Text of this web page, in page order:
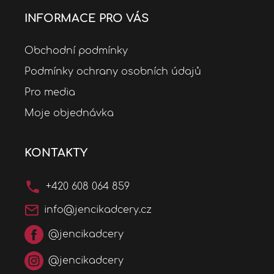
INFORMACE PRO VÁS
Obchodní podmínky
Podmínky ochrany osobních údajů
Pro media
Moje objednávka
KONTAKTY
+420 608 064 859
info@jencikadcery.cz
@jencikadcery
@jencikadcery